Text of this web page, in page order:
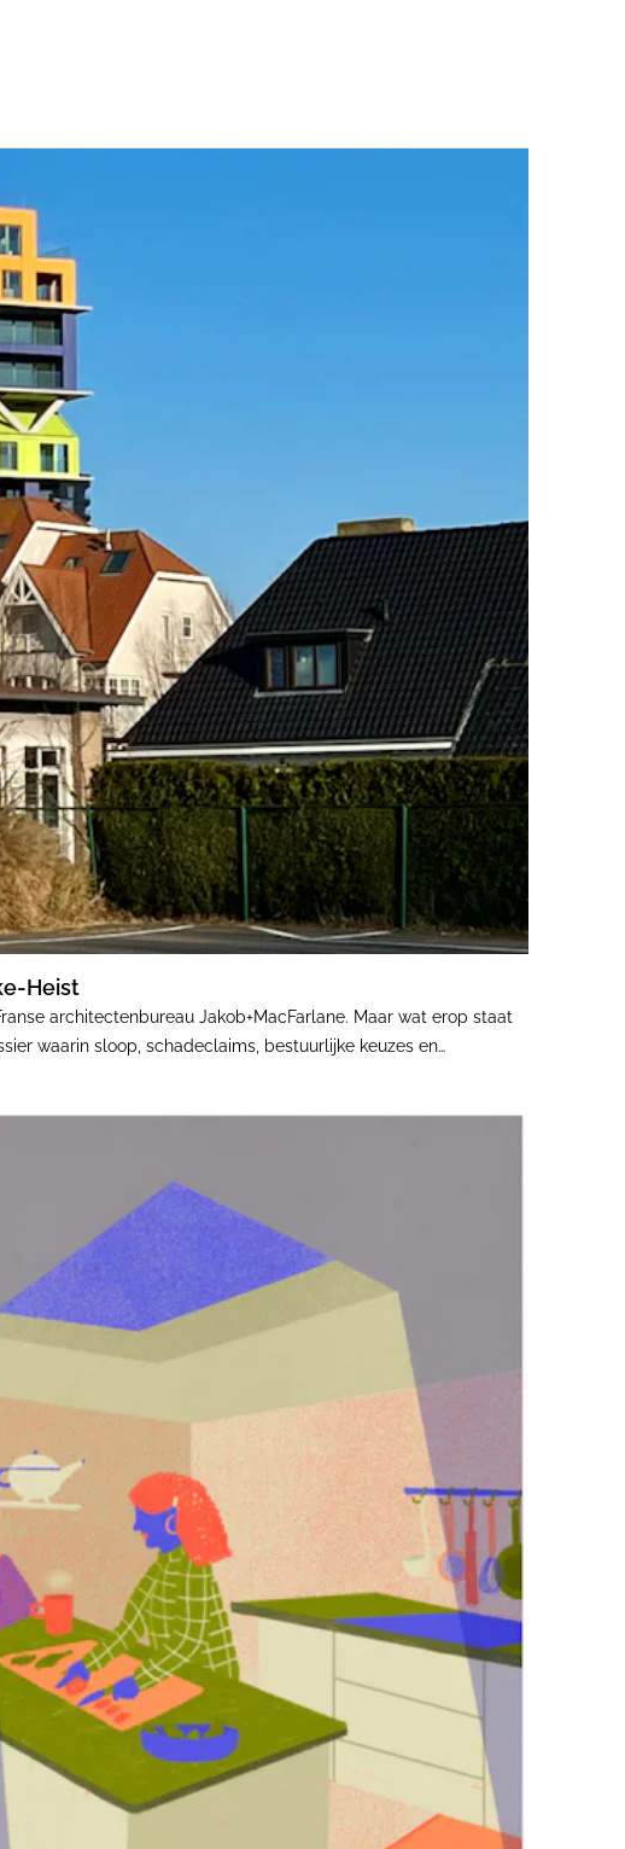
Heist
architectenbureau Jakob+MacFarlane. Maar wat erop staat
waarin sloop, schadeclaims, bestuurlijke keuzes en